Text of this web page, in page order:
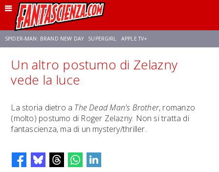
SPIDER-MAN: BRAND NEW DAY SUPERGIRL APPLE TV+
FRANCO RICCIARDIELLO ZENDAYA STAR TREK AVENGERS: DOOMSDAY
Un altro postumo di Zelazny
vede la luce
La storia dietro a The Dead Man's Brother, romanzo
(molto) postumo di Roger Zelazny. Non si tratta di
fantascienza, ma di un mystery/thriller.